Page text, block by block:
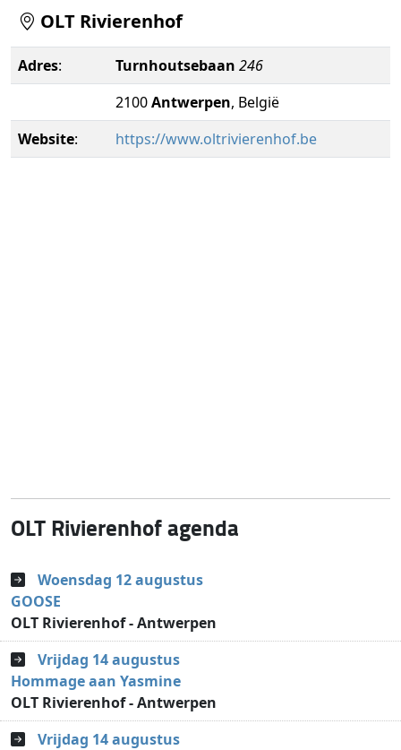
OLT Rivierenhof
Adres: Turnhoutsebaan 246
2100Antwerpen, België
Website: https://www.oltrivierenhof.be
OLT Rivierenhof agenda
Woensdag 12 augustus
GOOSE
OLT Rivierenhof - Antwerpen
Vrijdag 14 augustus
Hommage aan Yasmine
OLT Rivierenhof - Antwerpen
Vrijdag 14 augustus